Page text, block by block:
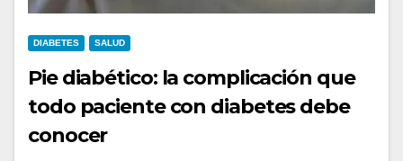
DIABETES SALUD
Pie diabético: la complicación que
todo paciente con diabetes debe
conocer